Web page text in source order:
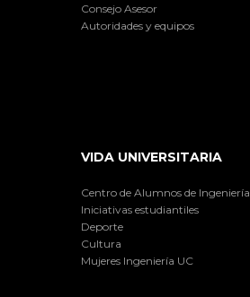
Consejo Asesor
Autoridades y equipos
VIDA UNIVERSITARIA
Centro de Alumnos de Ingeniería
Iniciativas estudiantiles
Deporte
Cultura
Mujeres Ingeniería UC